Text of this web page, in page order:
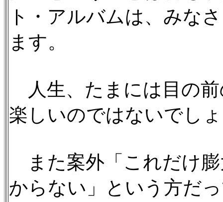
ト・アルバムは、みな
ます。
人生、たまには目の前
楽しいのではないでし
また案外「これだけ
からない」という方だ